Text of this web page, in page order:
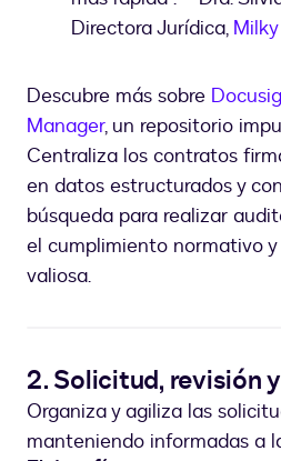
Directora Jurídica,
Descubre más sobre
Manager, un repositorio
Centraliza los contratos
en datos estructurados y
búsqueda para realizar
el cumplimiento normativo
valiosa.
2. Solicitud, revisión
Organiza y agiliza las
manteniendo informadas a